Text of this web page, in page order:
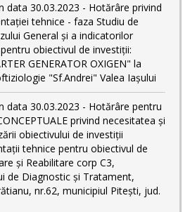
data 30.03.2023 - Hotărâre privind
tehnice - faza Studiu de
General și a indicatorilor
obiectivul de investiții:
GENERATOR OXIGEN" la
"Sf.Andrei" Valea Iașului
data 30.03.2023 - Hotărâre pentru
privind necesitatea și
obiectivului de investiții
tehnice pentru obiectivul de
și Reabilitare corp C3,
de Diagnostic și Tratament,
nr.62, municipiul Pitești, jud.